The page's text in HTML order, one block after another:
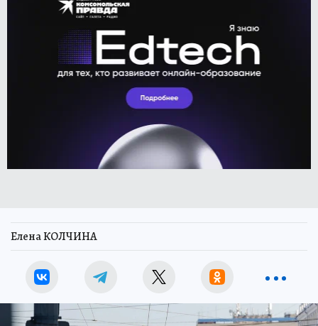
Елена КОЛЧИНА